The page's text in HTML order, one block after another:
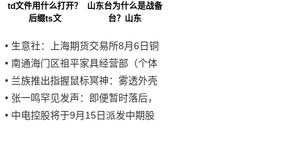
td文件用什么打开？
后缀ts文
山东台为什么是战备
台？山东
• 生意社：上海期货交易所8月6日铜
• 南通海门区祖平家具经营部（个体
• 兰族推出指握鼠标冥神：雾透外壳
• 张一鸣罕见发声：即便暂时落后，
• 中电控股将于9月15日派发中期股